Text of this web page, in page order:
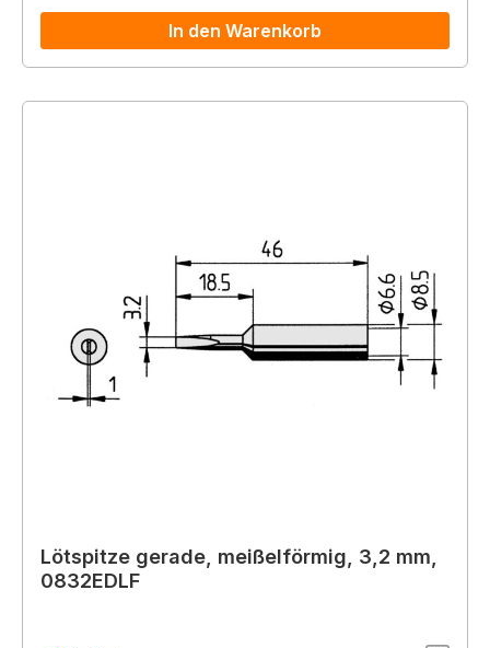
In den Warenkorb
Lötspitze gerade, meißelförmig, 3,2 mm,
0832EDLF